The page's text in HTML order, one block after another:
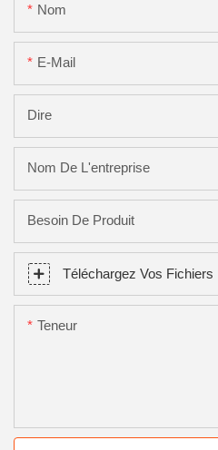
Nom
E-Mail
Dire
Nom De L'entreprise
Besoin De Produit
Téléchargez Vos Fichiers
Teneur